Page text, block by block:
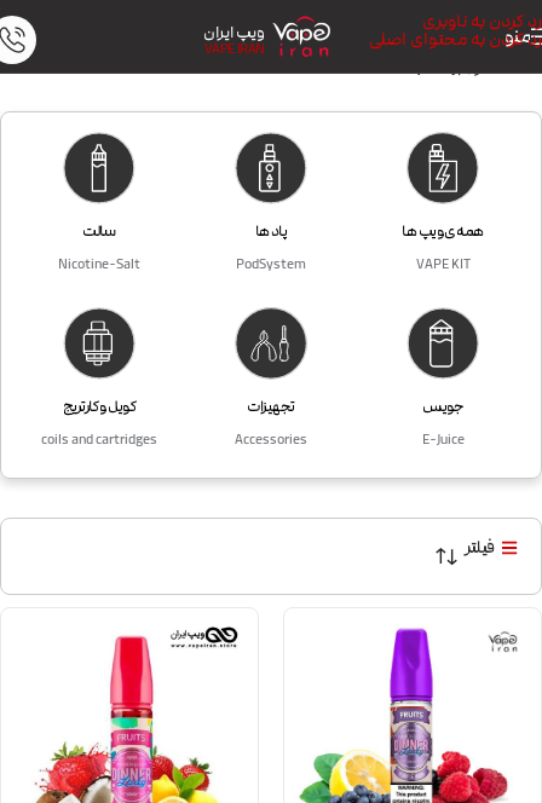
رد کردن به ناوبری
رد کردن به محتوای اصلی
منو ویپ ایران
VAPE IRAN
همه ی ویپ ها
VAPE KIT
پاد ها
PodSystem
سالت
Nicotine-Salt
جویس
E-Juice
تجهیزات
Accessories
کویل و کارتریج
coils and cartridges
فیلتر